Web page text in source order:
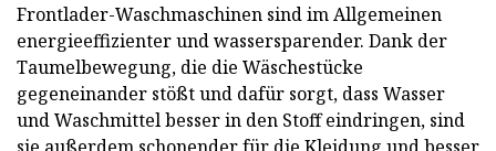
Frontlader-Waschmaschinen sind im Allgemeinen
energieeffizienter und wassersparender. Dank der
Taumelbewegung, die die Wäschestücke
gegeneinander stößt und dafür sorgt, dass Wasser
und Waschmittel besser in den Stoff eindringen, sind